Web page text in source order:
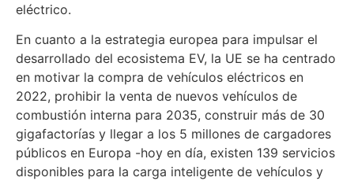
eléctrico.
En cuanto a la estrategia europea para impulsar el
desarrollado del ecosistema EV, la UE se ha centrado
en motivar la compra de vehículos eléctricos en
2022, prohibir la venta de nuevos vehículos de
combustión interna para 2035, construir más de 30
gigafactorías y llegar a los 5 millones de cargadores
públicos en Europa -hoy en día, existen 139 servicios
disponibles para la carga inteligente de vehículos y